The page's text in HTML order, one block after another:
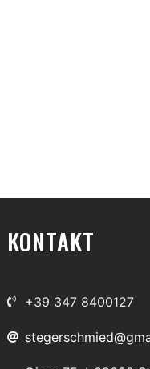
KONTAKT
+39 347 8400127